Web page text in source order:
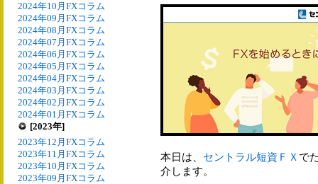
2024年10月FXコラム
2024年09月FXコラム
2024年08月FXコラム
2024年07月FXコラム
2024年06月FXコラム
2024年05月FXコラム
2024年04月FXコラム
2024年03月FXコラム
2024年02月FXコラム
2024年01月FXコラム
[2023年]
2023年12月FXコラム
2023年11月FXコラム
2023年10月FXコラム
2023年09月FXコラム
本日は、 セントラル短資ＦＸ で
介します。